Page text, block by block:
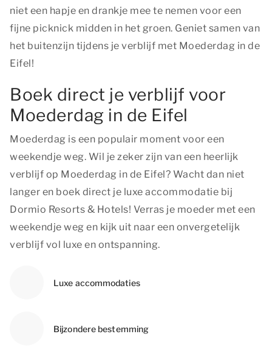
niet een hapje en drankje mee te nemen voor een
fijne picknick midden in het groen. Geniet samen van
het buitenzijn tijdens je verblijf met Moederdag in de
Eifel!
Boek direct je verblijf voor
Moederdag in de Eifel
Moederdag is een populair moment voor een
weekendje weg. Wil je zeker zijn van een heerlijk
verblijf op Moederdag in de Eifel? Wacht dan niet
langer en boek direct je luxe accommodatie bij
Dormio Resorts & Hotels! Verras je moeder met een
weekendje weg en kijk uit naar een onvergetelijk
verblijf vol luxe en ontspanning.
Luxe accommodaties
Bijzondere bestemming